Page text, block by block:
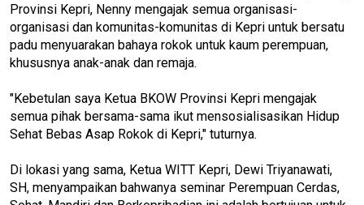
Provinsi Kepri, Nenny mengajak semua organisasi-
organisasi dan komunitas-komunitas di Kepri untuk bersatu
padu menyuarakan bahaya rokok untuk kaum perempuan,
khususnya anak-anak dan remaja.
"Kebetulan saya Ketua BKOW Provinsi Kepri mengajak
semua pihak bersama-sama ikut mensosialisasikan Hidup
Sehat Bebas Asap Rokok di Kepri," tuturnya.
Di lokasi yang sama, Ketua WITT Kepri, Dewi Triyanawati,
SH, menyampaikan bahwanya seminar Perempuan Cerdas,